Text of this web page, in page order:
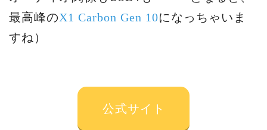
最高峰のX1 Carbon Gen 10になっちゃいま
すね）
公式サイト